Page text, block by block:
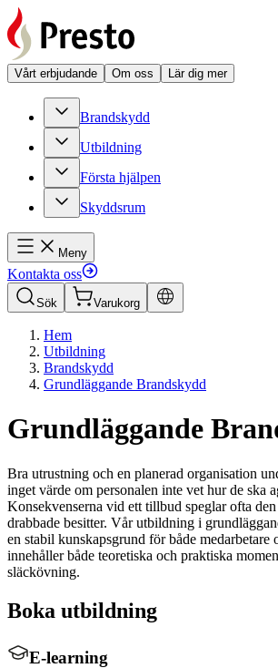
Vårt erbjudande Om oss Lär dig mer
Brandskydd
Utbildning
Första hjälpen
Skyddsrum
Meny
Kontakta oss
Sök Varukorg
Hem
Utbildning
Brandskydd
Grundläggande Brandskydd
Grundläggande
Bra utrustning och en planerad organisation
inget värde om personalen inte vet hur de ska
Konsekvenserna vid ett tillbud speglar ofta
drabbade besitter. Vår utbildning i
en stabil kunskapsgrund för både medarbetare
innehåller både teoretiska och praktiska
släckövning.
Boka utbildning
E-learning